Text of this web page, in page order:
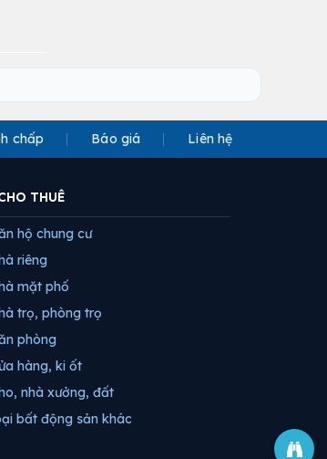
chấp Báo giá Liên hệ
THUÊ
hộ chung cư
riêng
mặt phố
trọ, phòng trọ
phòng
hàng, ki ốt
nhà xưởng, đất
bất động sản khác